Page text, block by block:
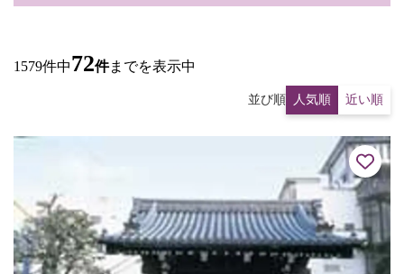
1579件中72件までを表示中
並び順 人気順 近い順